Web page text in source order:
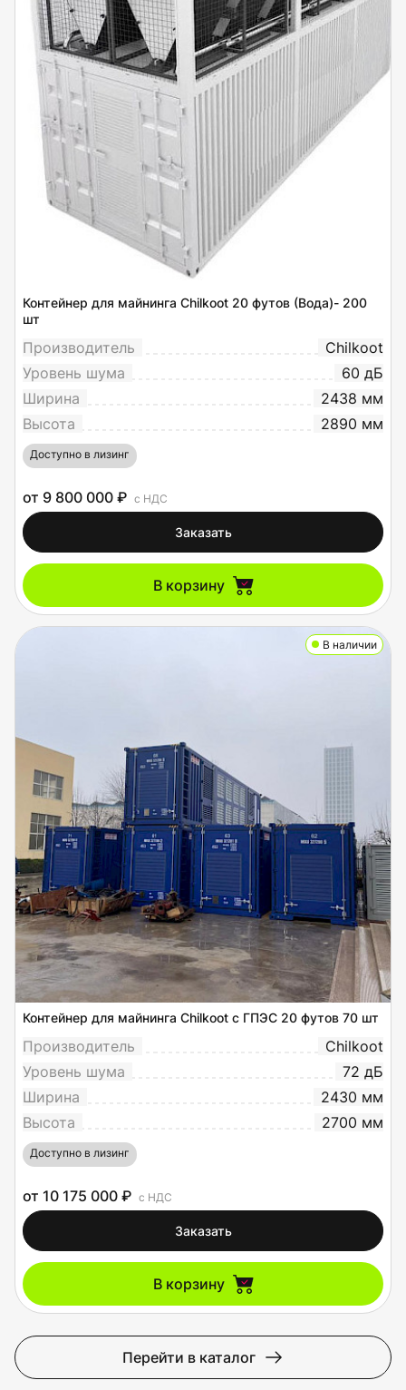
Контейнер для майнинга Chilkoot 20 футов (Вода)- 200
шт
Производитель
Chilkoot
Уровень шума
60 дБ
Ширина
2438 мм
Высота
2890 мм
Доступно в лизинг
от 9 800 000 ₽ с НДС
Заказать
В корзину
В наличии
Контейнер для майнинга Chilkoot с ГПЭС 20 футов 70 шт
Производитель
Chilkoot
Уровень шума
72 дБ
Ширина
2430 мм
Высота
2700 мм
Доступно в лизинг
от 10 175 000 ₽ с НДС
Заказать
В корзину
Перейти в каталог